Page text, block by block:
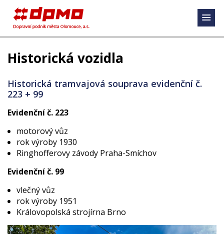
Historická vozidla
Historická tramvajová souprava evidenční č.
223 + 99
Evidenční č. 223
motorový vůz
rok výroby 1930
Ringhofferovy závody Praha-Smíchov
Evidenční č. 99
vlečný vůz
rok výroby 1951
Královopolská strojírna Brno